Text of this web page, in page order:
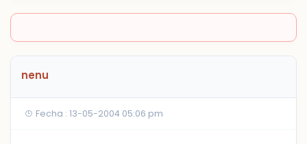
nenu
Fecha : 13-05-2004 05:06 pm